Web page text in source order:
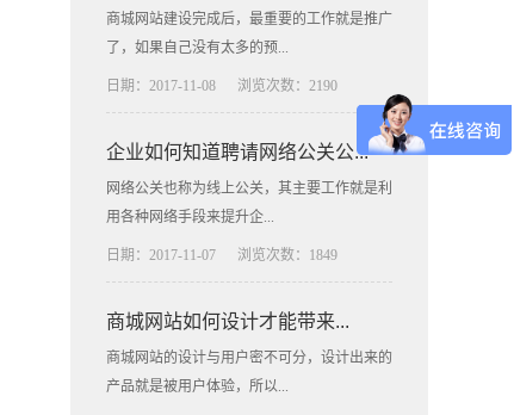
商城网站建设完成后，最重要的工作就是推广
了，如果自己没有太多的预...
日期：2017-11-08 浏览次数：2190
企业如何知道聘请网络公关公...
网络公关也称为线上公关，其主要工作就是利
用各种网络手段来提升企...
日期：2017-11-07 浏览次数：1849
商城网站如何设计才能带来...
商城网站的设计与用户密不可分，设计出来的
产品就是被用户体验，所以...